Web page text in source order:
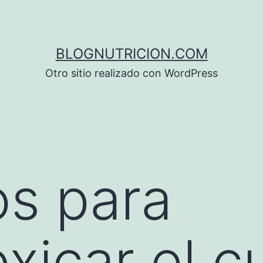
BLOGNUTRICION.COM
Otro sitio realizado con WordPress
para